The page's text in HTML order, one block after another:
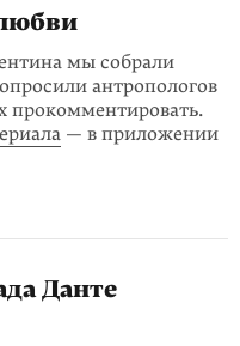
мы собрали
антропологов
прокомментировать.
— в приложении
Данте